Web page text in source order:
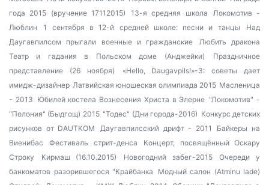
года 2015 (вручение 17112015)
13-я средняя школа
Локомотив -
Люблин
1 сентября в 12-й средней школе: песни и танцы
Над
Даугавпилсом прыгали военные и гражданские
Любить дракона
Театр и гадания в Польском доме (Анджейки)
Праздничное
представление (26 ноября)
«Hello, Daugavpils!»-3: советы дает
имидж-дизайнер Латвийская юношеская олимпиада 2015 Масленица
- 2013 Юбилей костела Вознесения Христа в Элерне "Локомотив" -
"Полония" (Быдгощ) 2015 "Тодес" (Дни города-2016) Конкурс детских
рисунков от DAUTKOM
Даугавпилсский дрифт - 2011
Байкеры на
Виенибас
Фестиваль стрит-денса
Концерт, посвящённый Оскару
Строку
Кирмаш (16.10.2015) Новогодний забег-2015
Очереди у
банкоматов разорившегося "Крайбанка
Модный салон (Atminu lade)